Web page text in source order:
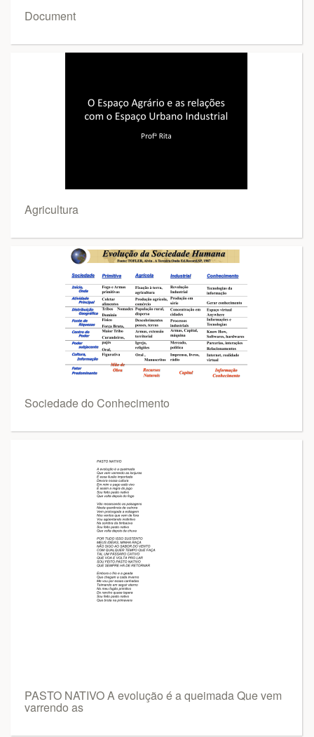
Document
Agricultura
Sociedade do Conhecimento
PASTO NATIVO A evolução é a queimada Que vem
varrendo as